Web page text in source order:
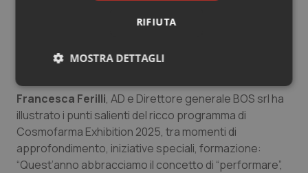
associazioni e tutti i farmacisti che partecipano e che
paziente/cliente che si mantiene in salute piuttosto
che dover risolvere un problema”.
Francesca Ferilli, AD e Direttore generale BOS srl ha
illustrato i punti salienti del ricco programma di
Cosmofarma Exhibition 2025, tra momenti di
approfondimento, iniziative speciali, formazione:
“Quest’anno abbracciamo il concetto di “performare”,
RIFIUTA
MOSTRA DETTAGLI
Necessari Statistici Marketing